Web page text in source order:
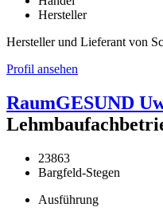
Hersteller
Hersteller und Lieferant von
Profil ansehen
RaumGESUND
23863
Bargfeld-Stegen
Ausführung